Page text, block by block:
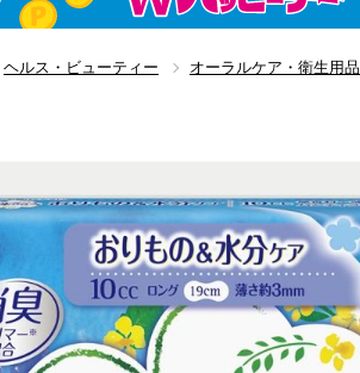
ヘルス・ビューティー オーラルケア・衛生用品